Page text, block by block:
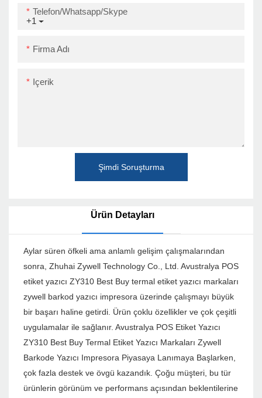
+1
Telefon/Whatsapp/Skype
Firma Adı
Içerik
Şimdi Soruşturma
Ürün Detayları
Aylar süren öfkeli ama anlamlı gelişim çalışmalarından
sonra, Zhuhai Zywell Technology Co., Ltd. Avustralya POS
etiket yazıcı ZY310 Best Buy termal etiket yazıcı markaları
zywell barkod yazıcı impresora üzerinde çalışmayı büyük
bir başarı haline getirdi. Ürün çoklu özellikler ve çok çeşitli
uygulamalar ile sağlanır. Avustralya POS Etiket Yazıcı
ZY310 Best Buy Termal Etiket Yazıcı Markaları Zywell
Barkode Yazıcı Impresora Piyasaya Lanımaya Başlarken,
çok fazla destek ve övgü kazandık. Çoğu müşteri, bu tür
ürünlerin görünüm ve performans açısından beklentilerine